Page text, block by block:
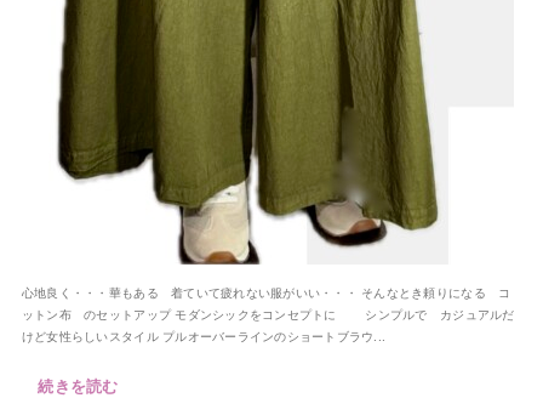
心地良く・・・華もある 着ていて疲れない服がいい・・・ そんなとき頼りになる コ
ットン布 のセットアップ モダンシックをコンセプトに シンプルで カジュアルだ
けど女性らしいスタイル プルオーバーラインのショートブラウ...
続きを読む